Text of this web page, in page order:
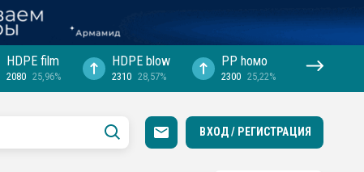
HDPE film
2080 25,96%
HDPE blow
2310 28,57%
PP hомо
2300 25,22%
ВХОД / РЕГИСТРАЦИЯ